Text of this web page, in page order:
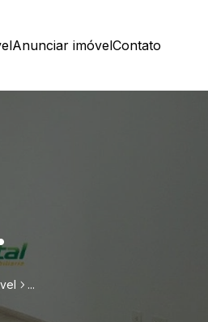
Anunciar imóvelContato
...